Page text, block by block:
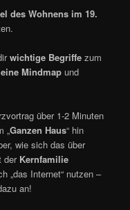
des Wohnens im 19.
wichtige Begriffezum
Mindmapund
über 1-2 Minuten
„Ganzen Haus“ hin
wie sich das über
der Kernfamilie
„das Internet“ nutzen –
an!